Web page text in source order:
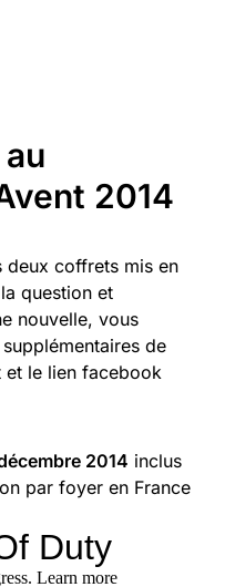
2014
deux coffrets mis en
question et
nouvelle, vous
de
et le lien facebook
2014 inclus
par foyer en France